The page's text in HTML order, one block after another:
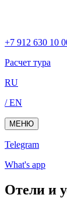
+7 912 630 10
Расчет тура
RU
/ EN
МЕНЮ
Telegram
What's app
Отели и